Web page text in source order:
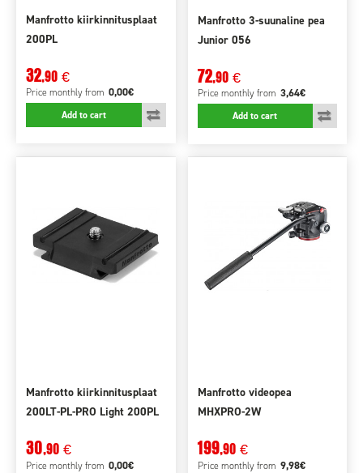
Manfrotto kiirkinnitusplaat
200PL
32,90 €
Price monthlyfrom 0,00€
Add to cart
Manfrotto 3-suunaline pea
Junior 056
72,90 €
Price monthly from 3,64€
Add to cart
Manfrotto kiirkinnitusplaat
200LT-PL-PRO Light 200PL
30,90 €
Price monthlyfrom 0,00€
Manfrotto videopea
MHXPRO-2W
199,90 €
Price monthly from 9,98€